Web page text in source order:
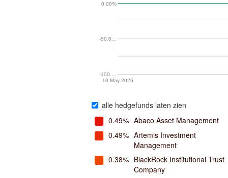
10 May 2026
-100.…
-50.0…
0.00%
alle hedgefunds laten zien
0.49% Abaco Asset Management
0.49% Artemis Investment
Management
0.38% BlackRock Institutional Trust
Company